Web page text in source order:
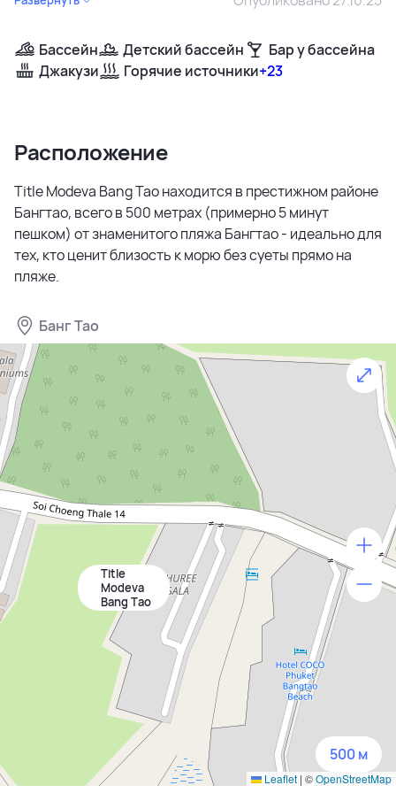
Бассейн Детский бассейн
Бар у бассейна
Джакузи
Горячие источники+23
Расположение
Title Modeva Bang Tao находится в престижном районе
Бангтао, всего в 500 метрах (примерно 5 минут
пешком) от знаменитого пляжа Бангтао - идеально для
тех, кто ценит близость к морю без суеты прямо на
пляже.
Банг Тао
Title
Modeva
Bang Tao
Leaflet | ©OpenStreetMap
500 м
500 м
1500 м
3 км
5 км